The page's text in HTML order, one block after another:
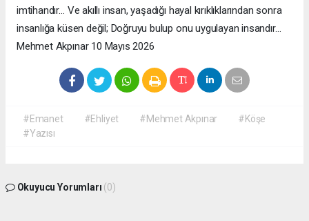
imtihandır… Ve akıllı insan, yaşadığı hayal kırıklıklarından sonra
insanlığa küsen değil; Doğruyu bulup onu uygulayan insandır…
Mehmet Akpınar 10 Mayıs 2026
#Emanet #Ehliyet #Mehmet Akpınar
#Köşe
#Yazısı
Okuyucu Yorumları (0)